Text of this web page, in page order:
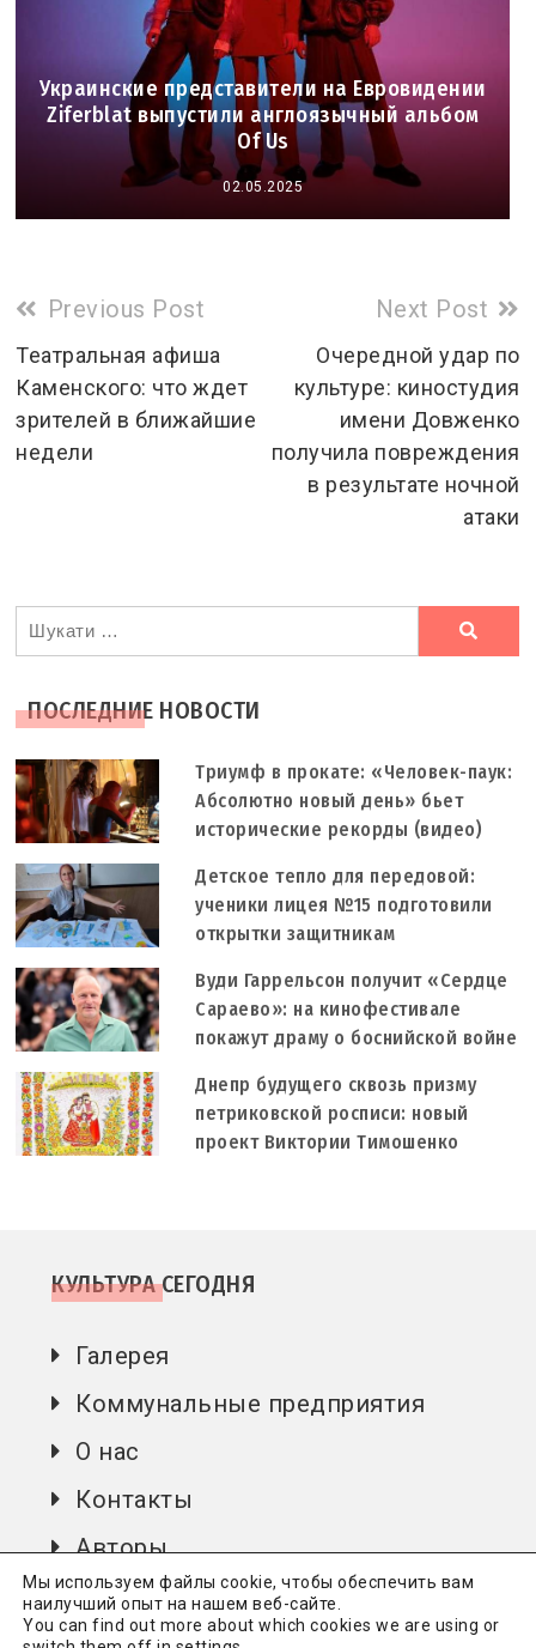
Украинские представители на Евровидении
Ziferblat выпустили англоязычный альбом
Of Us
02.05.2025
Read
more
articles
Previous Post
Театральная афиша
Каменского: что ждет
зрителей в ближайшие
недели
Next Post
Очередной удар по
культуре: киностудия
имени Довженко
получила повреждения
в результате ночной
атаки
Ви
шукали
ПОСЛЕДНИЕ НОВОСТИ
Триумф в прокате: «Человек-паук:
Абсолютно новый день» бьет
исторические рекорды (видео)
Детское тепло для передовой:
ученики лицея №15 подготовили
открытки защитникам
Вуди Гаррельсон получит «Сердце
Сараево»: на кинофестивале
покажут драму о боснийской войне
Днепр будущего сквозь призму
петриковской росписи: новый
проект Виктории Тимошенко
КУЛЬТУРА СЕГОДНЯ
Галерея
Коммунальные предприятия
О нас
Контакты
Авторы
Культура сьогодні
Мы используем файлы cookie, чтобы обеспечить вам
наилучший опыт на нашем веб-сайте.
You can find out more about which cookies we are using or